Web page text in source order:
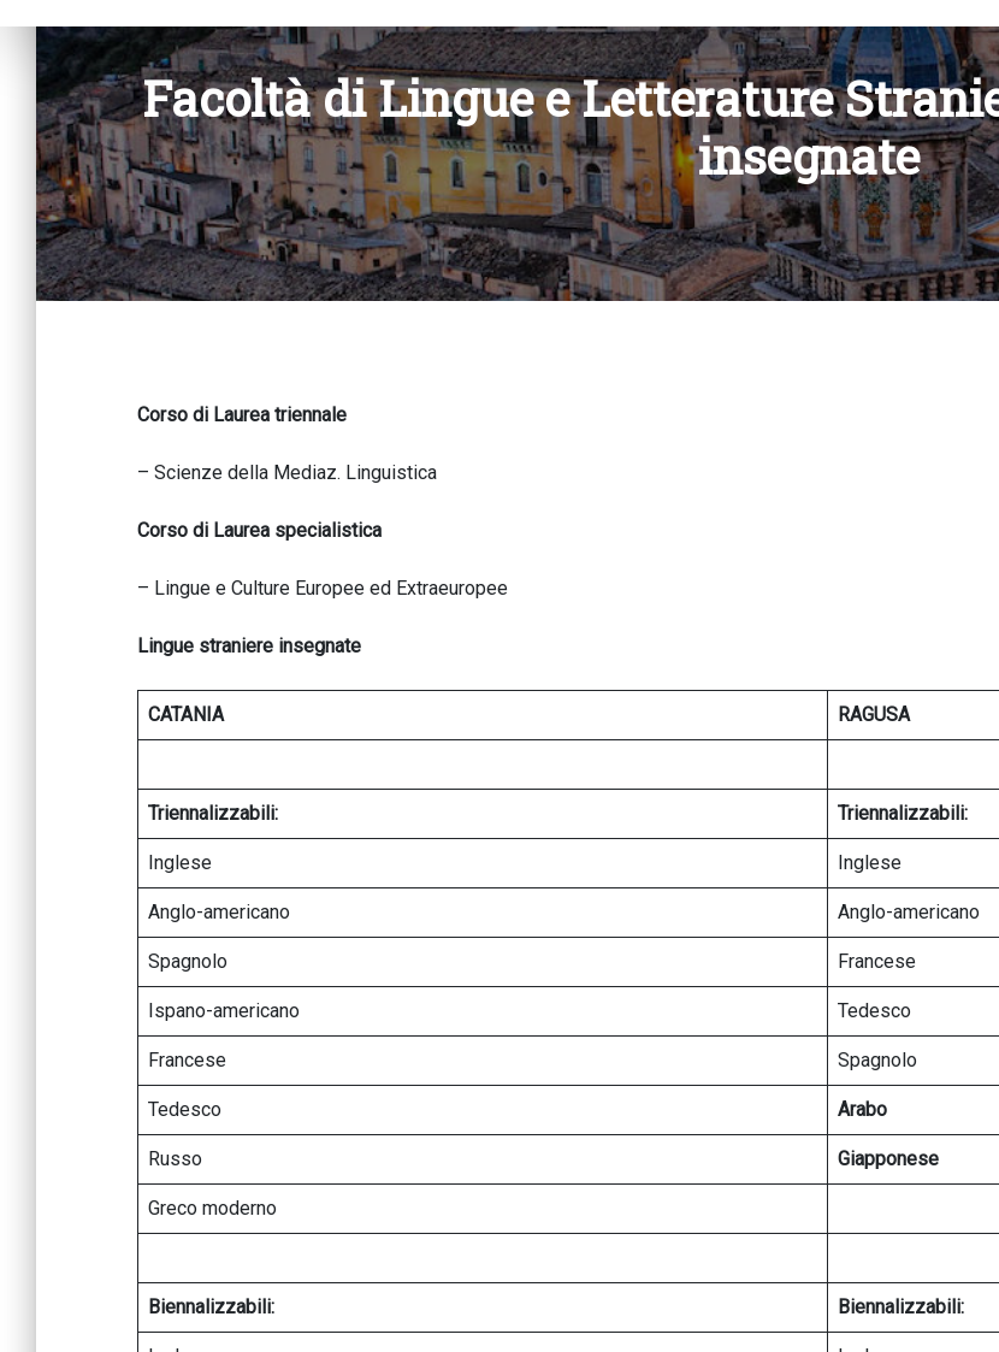
Facoltà di Lingue e Letterature
insegnate
Corso di Laurea triennale
– Scienze della Mediaz. Linguistica
Corso di Laurea specialistica
– Lingue e Culture Europee ed Extraeuropee
Lingue straniere insegnate
CATANIA RAGUSA
Triennalizzabili: Triennalizzabili:
Inglese Inglese
Anglo-americano Anglo-americano
Spagnolo Francese
Ispano-americano Tedesco
Francese Spagnolo
Tedesco Arabo
Russo Giapponese
Greco moderno
Biennalizzabili: Biennalizzabili: